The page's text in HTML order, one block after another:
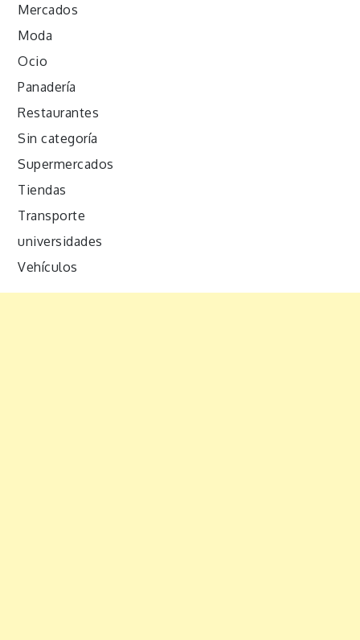
Mercados
Moda
Ocio
Panadería
Restaurantes
Sin categoría
Supermercados
Tiendas
Transporte
universidades
Vehículos